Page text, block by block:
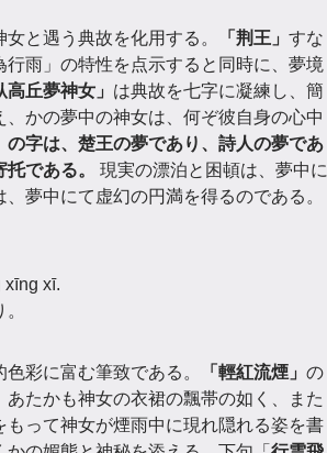
と遇う典故を化用する。 「荆王」 すな
行雨」の特性を点示すると同時に、夢境
高丘夢神女」 は典故を七字に凝練し、簡
かの夢中の神女は、何ぞ彼自身の心中
の字は、楚王の夢であり、詩人の夢であ
である。
現実の漂泊と困頓は、夢中に
夢中にて虚幻の円満を得るのである。
xīng xī.
彩に富む筆致である。 「輕紅流煙」 の
たかも神女の衣裙の飄帯の如く、また
もって神女が煙雨中に現れ隠れる姿を書